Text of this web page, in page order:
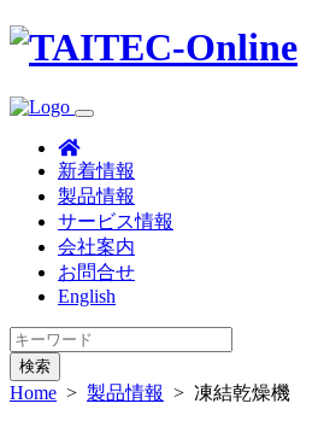
新着情報
製品情報
サービス情報
会社案内
お問合せ
English
検索
Home > 製品情報 > 凍結乾燥機